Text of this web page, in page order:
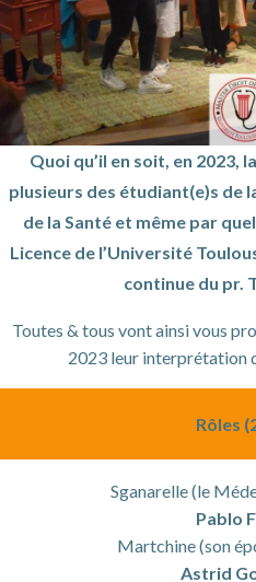
Quoi qu’il en soit, en 2023,
plusieurs des étudiant(e)s
de la Santé et même par
Licence de l’Université
continue du pr.
Toutes & tous vont ainsi vous
2023 leur interprétation
Rôles
Sganarelle (le
Pablo
Martchine (son
Astrid